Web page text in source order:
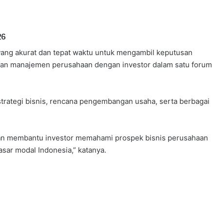
akurat dan tepat waktu untuk mengambil keputusan
manajemen perusahaan dengan investor dalam satu forum
bisnis, rencana pengembangan usaha, serta berbagai
membantu investor memahami prospek bisnis perusahaan
modal Indonesia,” katanya.